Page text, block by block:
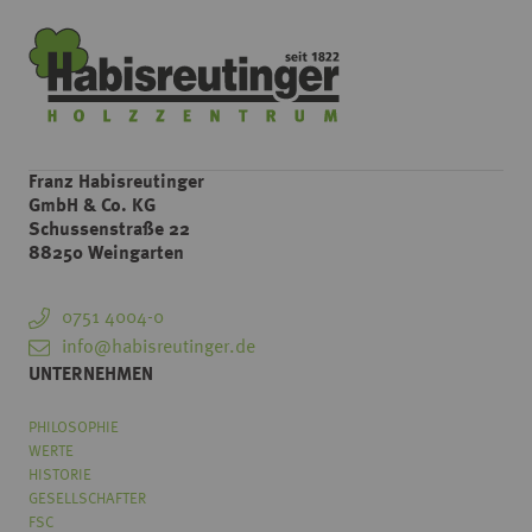
Franz Habisreutinger
GmbH & Co. KG
Schussenstraße 22
88250 Weingarten
0751 4004-0
info@habisreutinger.de
UNTERNEHMEN
PHILOSOPHIE
WERTE
HISTORIE
GESELLSCHAFTER
FSC